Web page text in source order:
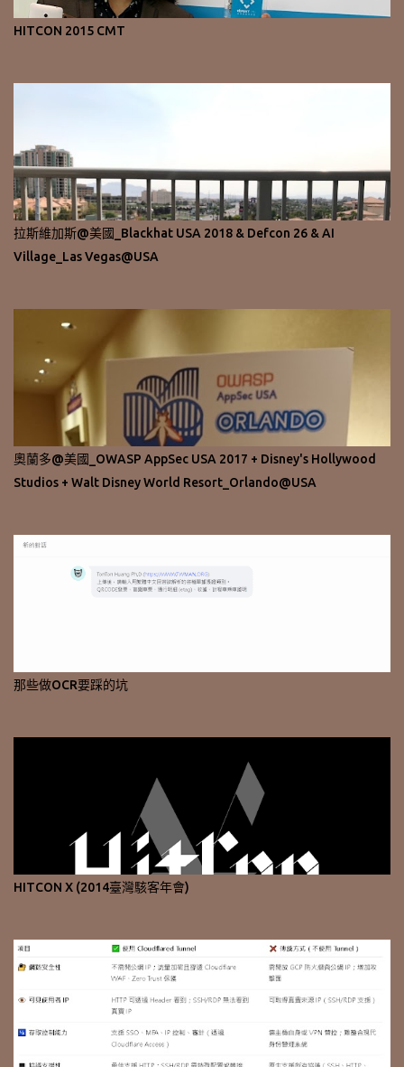
HITCON 2015 CMT
拉斯維加斯@美國_Blackhat USA 2018 & Defcon 26 & AI
Village_Las Vegas@USA
奧蘭多@美國_OWASP AppSec USA 2017 + Disney's Hollywood
Studios + Walt Disney World Resort_Orlando@USA
那些做OCR要踩的坑
HITCON X (2014臺灣駭客年會)